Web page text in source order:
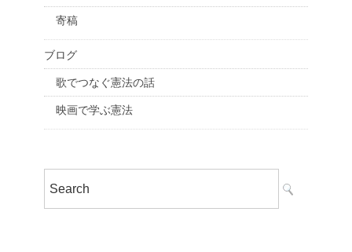
寄稿
ブログ
歌でつなぐ憲法の話
映画で学ぶ憲法